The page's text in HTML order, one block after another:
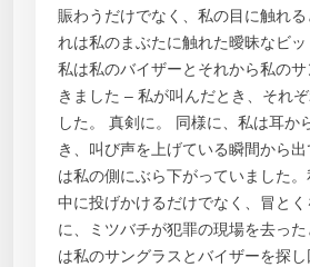
賑わうだけでなく、私の目に触れ
れは私のまぶたに触れた曖昧なビッ
私は私のバイザーとそれから私の
きました – 私が叫んだとき、それ
した。 真剣に。 同様に、私は耳か
き、叫び声を上げている瞬間から
は私の側にぶら下がっていました
中に投げかけるだけでなく、冒と
に、ミツバチが犯罪の現場を去っ
は私のサングラスとバイザーを探